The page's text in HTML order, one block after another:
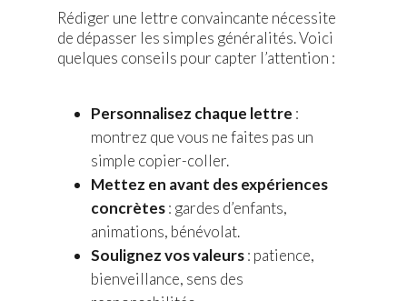
Rédiger une lettre convaincante nécessite
de dépasser les simples généralités. Voici
quelques conseils pour capter l’attention :
Personnalisez chaque lettre :
montrez que vous ne faites pas un
simple copier-coller.
Mettez en avant des expériences
concrètes: gardes d’enfants,
animations, bénévolat.
Soulignez vos valeurs: patience,
bienveillance, sens des